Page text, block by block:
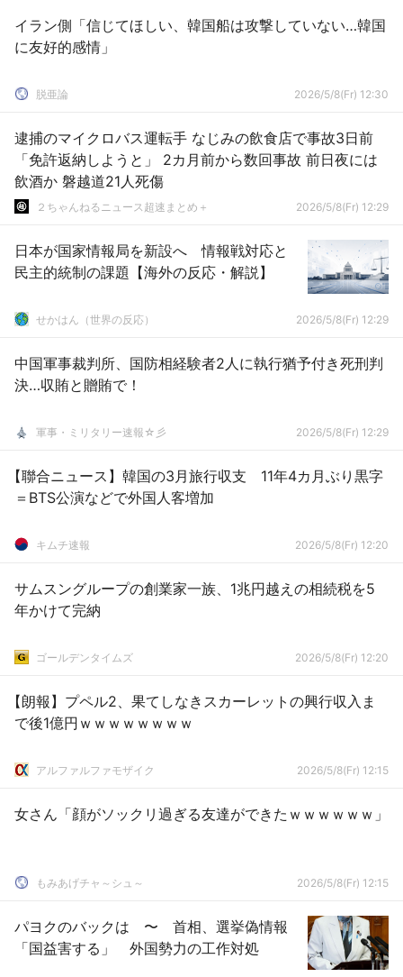
イラン側「信じてほしい、韓国船は攻撃していない…韓国
に友好的感情」
脱亜論 2026/5/8(Fr) 12:30
逮捕のマイクロバス運転手 なじみの飲食店で事故3日前
「免許返納しようと」 2カ月前から数回事故 前日夜には
飲酒か 磐越道21人死傷
２ちゃんねるニュース超速まとめ＋ 2026/5/8(Fr) 12:29
日本が国家情報局を新設へ 情報戦対応と
民主的統制の課題【海外の反応・解説】
せかはん（世界の反応） 2026/5/8(Fr) 12:29
中国軍事裁判所、国防相経験者2人に執行猶予付き死刑判
決…収賄と贈賄で！
軍事・ミリタリー速報☆彡 2026/5/8(Fr) 12:29
【聯合ニュース】韓国の3月旅行収支 11年4カ月ぶり黒字
＝BTS公演などで外国人客増加
キムチ速報 2026/5/8(Fr) 12:20
サムスングループの創業家一族、1兆円越えの相続税を5
年かけて完納
ゴールデンタイムズ 2026/5/8(Fr) 12:20
【朗報】プペル2、果てしなきスカーレットの興行収入ま
で後1億円ｗｗｗｗｗｗｗｗ
アルファルファモザイク 2026/5/8(Fr) 12:15
女さん「顔がソックリ過ぎる友達ができたｗｗｗｗｗｗ」
もみあげチャ～シュ～ 2026/5/8(Fr) 12:15
パヨクのバックは 〜 首相、選挙偽情報
「国益害する」 外国勢力の工作対処